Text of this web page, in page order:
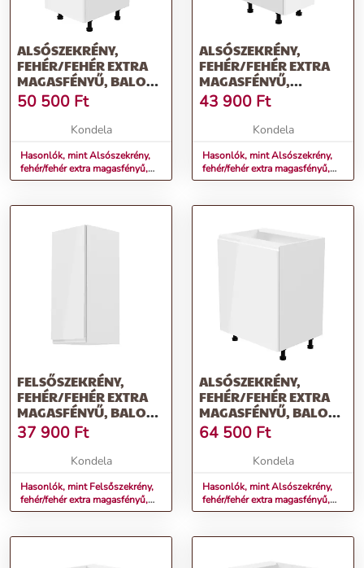
ALSÓSZEKRÉNY,
FEHÉR/FEHÉR EXTRA
MAGASFÉNYŰ, BALOS,
AURORA D40
50 500 Ft
Kondela
Hasonlók, mint Alsószekrény,
fehér/fehér extra magasfényű,
balos, AURORA D40
ALSÓSZEKRÉNY,
FEHÉR/FEHÉR EXTRA
MAGASFÉNYŰ,
JOBBOS, AURORA D30
43 900 Ft
Kondela
Hasonlók, mint Alsószekrény,
fehér/fehér extra magasfényű,
jobbos, AURORA D30
FELSŐSZEKRÉNY,
FEHÉR/FEHÉR EXTRA
MAGASFÉNYŰ, BALOS,
AURORA G30
37 900 Ft
Kondela
Hasonlók, mint Felsőszekrény,
fehér/fehér extra magasfényű,
balos, AURORA G30
ALSÓSZEKRÉNY,
FEHÉR/FEHÉR EXTRA
MAGASFÉNYŰ, BALOS,
AURORA D601F
64 500 Ft
Kondela
Hasonlók, mint Alsószekrény,
fehér/fehér extra magasfényű,
balos, AURORA D601F